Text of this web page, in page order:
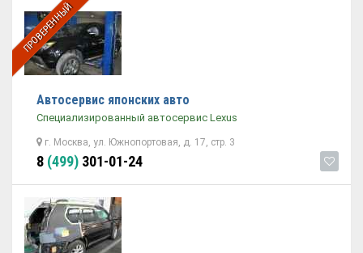
ПРОВЕРЕННЫЙ
Автосервис японских авто
Специализированный автосервис Lexus
г. Москва, ул. Южнопортовая, д. 17, стр. 3
8 (499) 301-01-24